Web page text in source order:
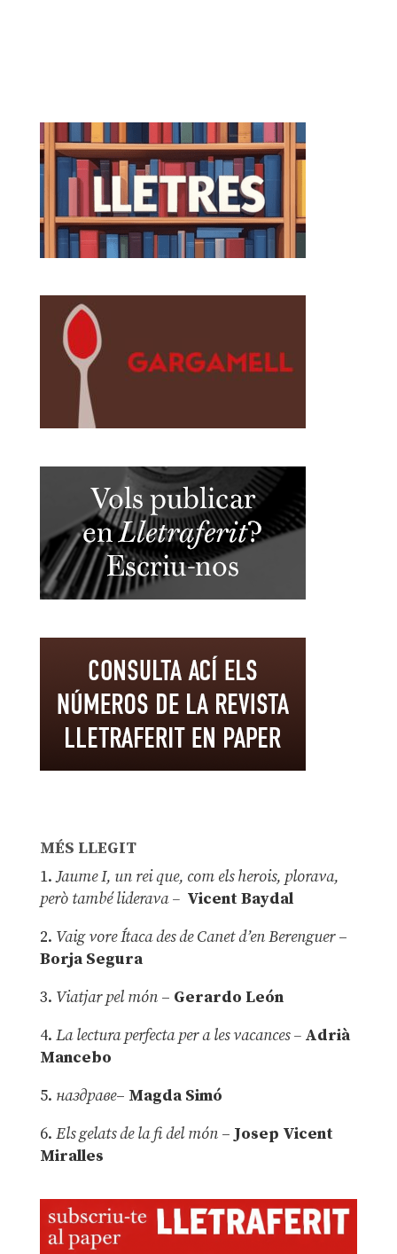
MÉS LLEGIT
1.Jaume I, un rei que, com els herois, plorava,
però també liderava – Vicent Baydal
2. Vaig vore Ítaca des de Canet d’en Berenguer–
Borja Segura
3. Viatjar pel món – Gerardo León
4. La lectura perfecta per a les vacances –Adrià
Mancebo
5. наздраве– Magda Simó
6. Els gelats de la fi del món – Josep Vicent
Miralles